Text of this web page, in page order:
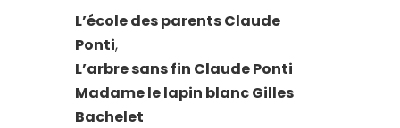
L’école des parents Claude
Ponti,
L’arbre sans fin Claude Ponti
Madame le lapin blanc Gilles
Bachelet